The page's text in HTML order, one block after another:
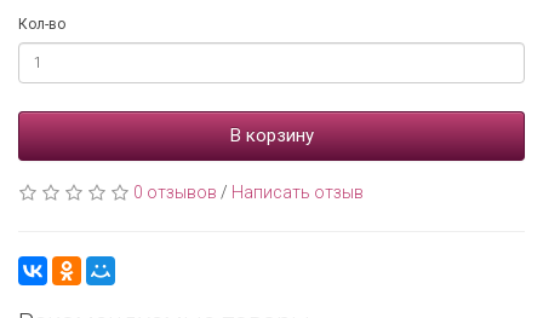
Кол-во
В корзину
0 отзывов / Написать отзыв